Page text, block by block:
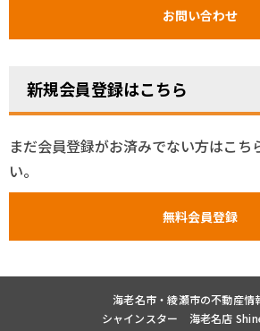
新規会員登録はこちら
まだ会員登録がお済みでない方はこち
い。
無料会員登録
お問い合わせ
海老名市・綾瀬市の不動産情
シャインスター 海老名店